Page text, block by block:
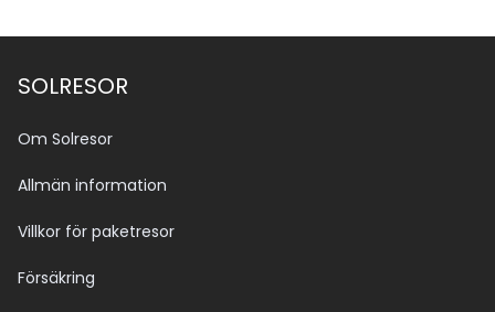
SOLRESOR
Om Solresor
Allmän information
Villkor för paketresor
Försäkring